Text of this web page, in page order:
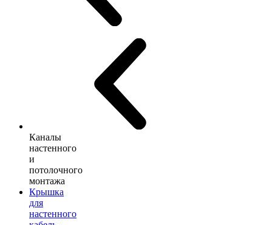
Каналы
настенного
и
потолочного
монтажа
Крышка
для
настенного